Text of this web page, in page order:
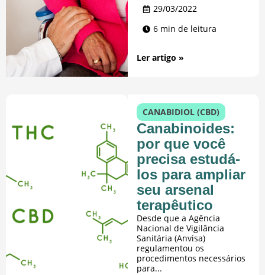
29/03/2022
6 min de leitura
Ler artigo »
CANABIDIOL (CBD)
Canabinoides:
por que você
precisa estudá-
los para ampliar
seu arsenal
terapêutico
Desde que a Agência
Nacional de Vigilância
Sanitária (Anvisa)
regulamentou os
procedimentos necessários
para...